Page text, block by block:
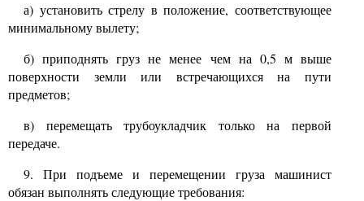
а) установить стрелу в положение, соответствующее
минимальному вылету;
б) приподнять груз не менее чем на 0,5 м выше
поверхности земли или встречающихся на пути
предметов;
в) перемещать трубоукладчик только на первой
передаче.
9. При подъеме и перемещении груза машинист
обязан выполнять следующие требования: